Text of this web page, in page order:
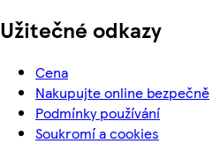
Užitečné odkazy
Cena
Nakupujte online bezpečně
Podmínky používání
Soukromí a cookies